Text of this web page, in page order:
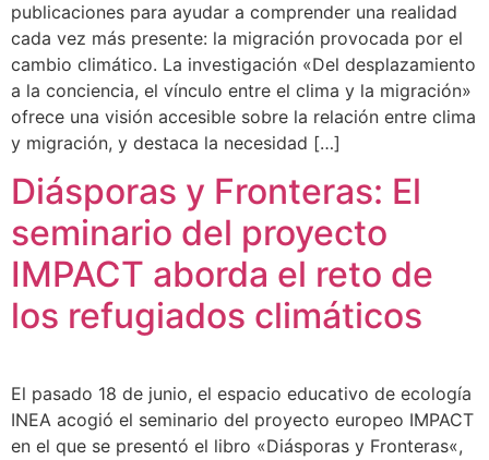
publicaciones para ayudar a comprender una realidad
cada vez más presente: la migración provocada por el
cambio climático. La investigación «Del desplazamiento
a la conciencia, el vínculo entre el clima y la migración»
ofrece una visión accesible sobre la relación entre clima
y migración, y destaca la necesidad […]
Diásporas y Fronteras: El
seminario del proyecto
IMPACT aborda el reto de
los refugiados climáticos
El pasado 18 de junio, el espacio educativo de ecología
INEA acogió el seminario del proyecto europeo IMPACT
en el que se presentó el libro «Diásporas y Fronteras«,